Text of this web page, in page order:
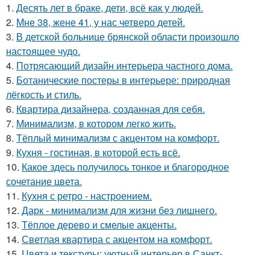
1. Десять лет в браке, дети, всё как у людей.
2. Мне 38, жене 41, у нас четверо детей.
3. В детской больнице брянской области произошло
настоящее чудо.
4. Потрясающий дизайн интерьера частного дома.
5. Ботанические постеры в интерьере: природная
лёгкость и стиль.
6. Квартира дизайнера, созданная для себя.
7. Минимализм, в котором легко жить.
8. Тёплый минимализм с акцентом на комфорт.
9. Кухня - гостиная, в которой есть всё.
10. Какое здесь получилось тонкое и благородное
сочетание цвета.
11. Кухня с ретро - настроением.
12. Дарк - минимализм для жизни без лишнего.
13. Тёплое дерево и смелые акценты.
14. Светлая квартира с акцентом на комфорт.